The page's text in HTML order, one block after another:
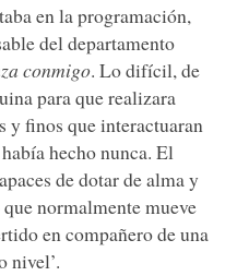
en la programación,
del departamento
conmigo. Lo difícil, de
para que realizara
y finos que interactuaran
hecho nunca. El
de dotar de alma y
normalmente mueve
en compañero de una
nivel’.